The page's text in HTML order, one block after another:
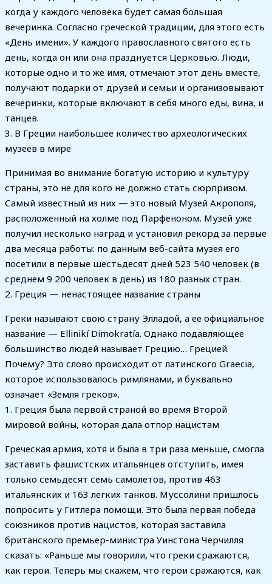
когда у каждого человека будет самая большая
вечеринка. Согласно греческой традиции, для этого есть
«День имени». У каждого православного святого есть
день, когда он или она празднуется Церковью. Люди,
которые одно и то же имя, отмечают этот день вместе,
получают подарки от друзей и семьи и организовывают
вечеринки, которые включают в себя много еды, вина, и
танцев.
3. В Греции наибольшее количество археологических
музеев в мире
Принимая во внимание богатую историю и культуру
страны, это не для кого не должно стать сюрпризом.
Самый известный из них — это новый Музей Акрополя,
расположенный на холме под Парфеноном. Музей уже
получил несколько наград и установил рекорд за первые
два месяца работы: по данным веб-сайта музея его
посетили в первые шестьдесят дней 523 540 человек (в
среднем 9 200 человек в день) из 180 разных стран.
2. Греция — ненастоящее название страны
Греки называют свою страну Элладой, а ее официальное
название — Ellinikí Dimokratía. Однако подавляющее
большинство людей называет Грецию… Грецией.
Почему? Это слово происходит от латинского Graecia,
которое использовалось римлянами, и буквально
означает «Земля греков».
1. Греция была первой страной во время Второй
мировой войны, которая дала отпор нацистам
Греческая армия, хотя и была в три раза меньше, смогла
заставить фашистских итальянцев отступить, имея
только семьдесят семь самолетов, против 463
итальянских и 163 легких танков. Муссолини пришлось
попросить у Гитлера помощи. Это была первая победа
союзников против нацистов, которая заставила
британского премьер-министра Уинстона Черчилля
сказать: «Раньше мы говорили, что греки сражаются,
как герои. Теперь мы скажем, что герои сражаются, как